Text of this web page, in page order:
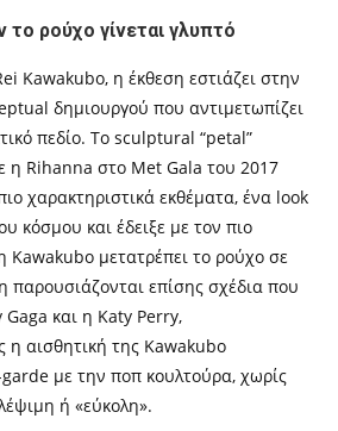
το ρούχο γίνεται γλυπτό
Kawakubo, η έκθεση εστιάζει στην
δημιουργού που αντιμετωπίζει
πεδίο. Το sculptural “petal”
η Rihanna στο Met Gala του 2017
χαρακτηριστικά εκθέματα, ένα look
κόσμου και έδειξε με τον πιο
Kawakubo μετατρέπει το ρούχο σε
παρουσιάζονται επίσης σχέδια που
και η Katy Perry,
η αισθητική της Kawakubo
με την ποπ κουλτούρα, χωρίς
ή «εύκολη».